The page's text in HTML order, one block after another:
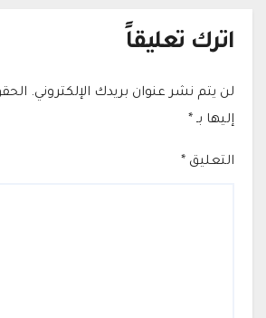
اترك تعليقاً
لن يتم نشر عنوان بريدك الإلكتروني.
إليها بـ *
التعليق *